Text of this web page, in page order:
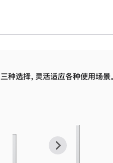
面
面
三种选择，灵活适应各种使用场景。
上
下